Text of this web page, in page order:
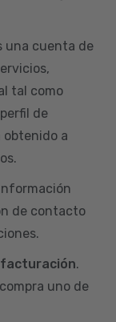
una cuenta de
tal como
de
obtenido a
de contacto
.
uno de